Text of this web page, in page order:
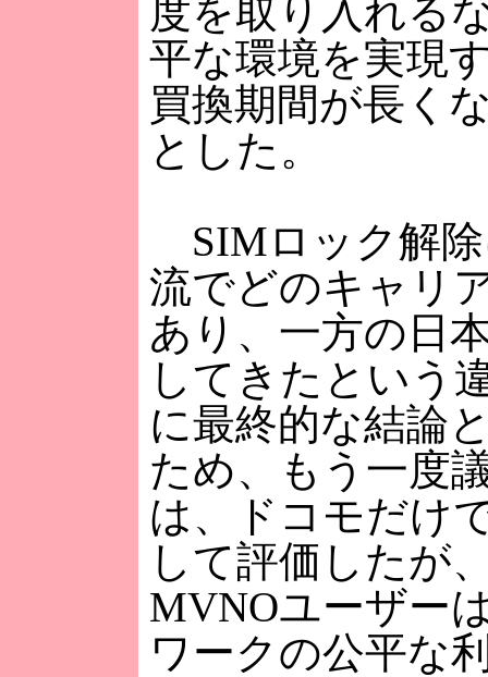
度を取り入れる
平な環境を実現
買換期間が長く
とした。
SIMロック解除
流でどのキャリ
あり、一方の日
してきたという
に最終的な結論
ため、もう一度
は、ドコモだけ
して評価したが
MVNOユーザー
ワークの公平な